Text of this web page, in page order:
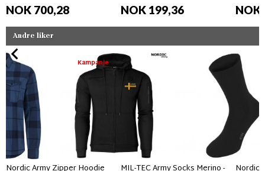
NOK 700,28 NOK 199,36 NOK
Andre liker
Kampanje